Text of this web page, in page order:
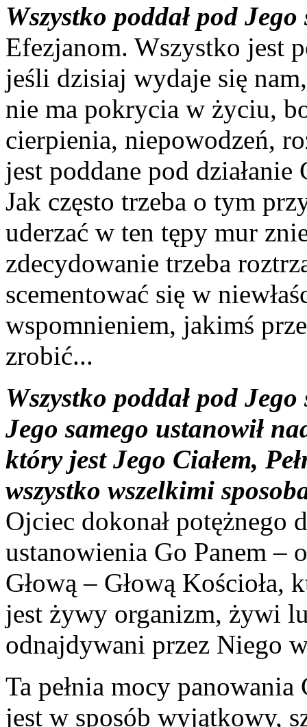
Wszystko poddał pod Jego
Efezjanom. Wszystko jest
jeśli dzisiaj wydaje się
nie ma pokrycia w życiu,
cierpienia, niepowodzeń,
jest poddane pod
Jak często trzeba o tym
uderzać w ten tępy mur
zdecydowanie trzeba
scementować się w
wspomnieniem, jakimś
zrobić...
Wszystko poddał pod Jego
Jego samego ustanowił
który jest Jego Ciałem,
wszystko wszelkimi
Ojciec dokonał potężnego
ustanowienia Go Panem –
Głową – Głową Kościoła,
jest żywy organizm, żywi
odnajdywani przez Niego
Ta pełnia mocy
jest w sposób wyjątkowy,